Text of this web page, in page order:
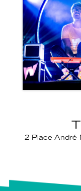
2 Place André